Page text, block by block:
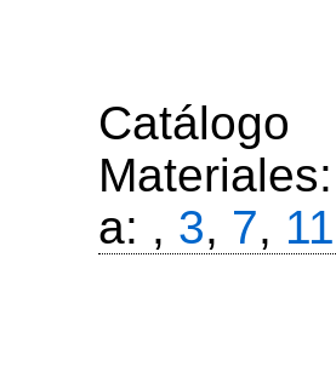
a: , 3, 7, 11